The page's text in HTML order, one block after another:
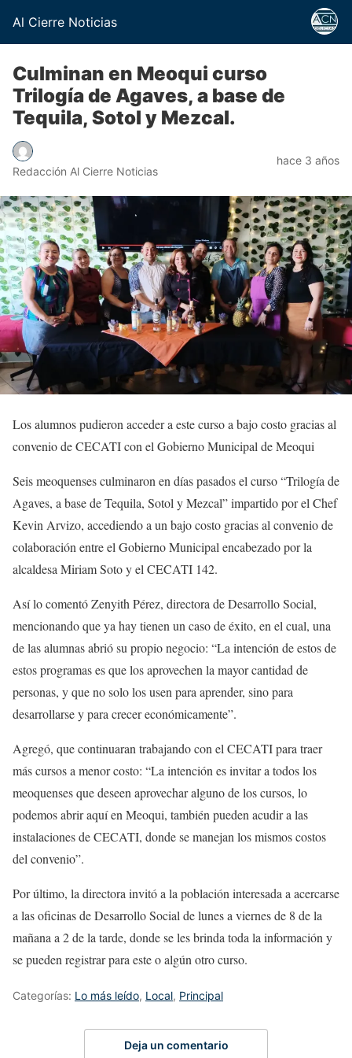
Al Cierre Noticias
Culminan en Meoqui curso
Trilogía de Agaves, a base de
Tequila, Sotol y Mezcal.
Redacción Al Cierre Noticias
hace 3 años
Los alumnos pudieron acceder a este curso a bajo costo gracias al
convenio de CECATI con el Gobierno Municipal de Meoqui
Seis meoquenses culminaron en días pasados el curso “Trilogía de
Agaves, a base de Tequila, Sotol y Mezcal” impartido por el Chef
Kevin Arvizo, accediendo a un bajo costo gracias al convenio de
colaboración entre el Gobierno Municipal encabezado por la
alcaldesa Miriam Soto y el CECATI 142.
Así lo comentó Zenyith Pérez, directora de Desarrollo Social,
mencionando que ya hay tienen un caso de éxito, en el cual, una
de las alumnas abrió su propio negocio: “La intención de estos de
estos programas es que los aprovechen la mayor cantidad de
personas, y que no solo los usen para aprender, sino para
desarrollarse y para crecer económicamente”.
Agregó, que continuaran trabajando con el CECATI para traer
más cursos a menor costo: “La intención es invitar a todos los
meoquenses que deseen aprovechar alguno de los cursos, lo
podemos abrir aquí en Meoqui, también pueden acudir a las
instalaciones de CECATI, donde se manejan los mismos costos
del convenio”.
Por último, la directora invitó a la población interesada a acercarse
a las oficinas de Desarrollo Social de lunes a viernes de 8 de la
mañana a 2 de la tarde, donde se les brinda toda la información y
se pueden registrar para este o algún otro curso.
Categorías: Lo más leído, Local, Principal
Deja un comentario